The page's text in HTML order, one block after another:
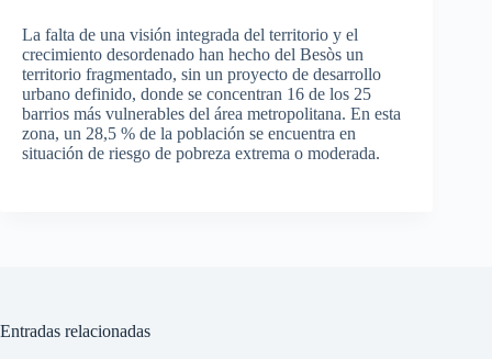
La falta de una visión integrada del territorio y el
crecimiento desordenado han hecho del Besòs un
territorio fragmentado, sin un proyecto de desarrollo
urbano definido, donde se concentran 16 de los 25
barrios más vulnerables del área metropolitana. En esta
zona, un 28,5 % de la población se encuentra en
situación de riesgo de pobreza extrema o moderada.
Entradas relacionadas